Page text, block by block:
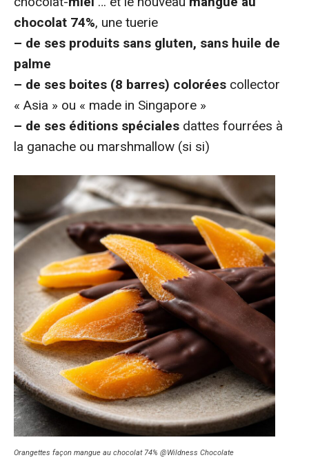
chocolat 74%, une tuerie
– de ses produits sans gluten, sans huile de
palme
– de ses boites (8 barres) colorées collector
« Asia » ou « made in Singapore »
– de ses éditions spéciales dattes fourrées à
la ganache ou marshmallow (si si)
Orangettes façon mangue au chocolat 74% @Wildness Chocolate